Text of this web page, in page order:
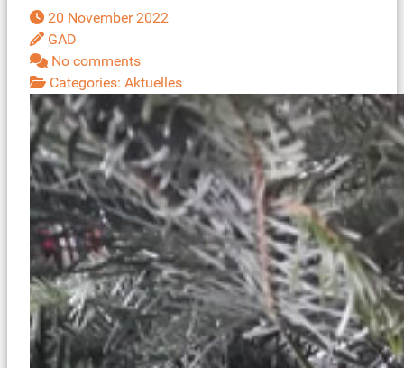
20 November 2022
GAD
No comments
Categories: Aktuelles